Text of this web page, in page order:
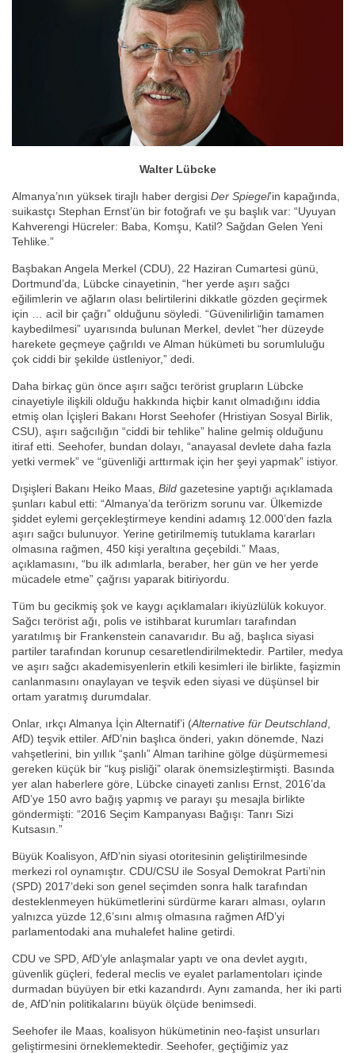
Walter Lübcke
Almanya’nın yüksek tirajlı haber dergisi Der Spiegel’in kapağında,
suikastçı Stephan Ernst’ün bir fotoğrafı ve şu başlık var: “Uyuyan
Kahverengi Hücreler: Baba, Komşu, Katil? Sağdan Gelen Yeni
Tehlike.”
Başbakan Angela Merkel (CDU), 22 Haziran Cumartesi günü,
Dortmund’da, Lübcke cinayetinin, “her yerde aşırı sağcı
eğilimlerin ve ağların olası belirtilerini dikkatle gözden geçirmek
için … acil bir çağrı” olduğunu söyledi. “Güvenilirliğin tamamen
kaybedilmesi” uyarısında bulunan Merkel, devlet “her düzeyde
harekete geçmeye çağrıldı ve Alman hükümeti bu sorumluluğu
çok ciddi bir şekilde üstleniyor,” dedi.
Daha birkaç gün önce aşırı sağcı terörist grupların Lübcke
cinayetiyle ilişkili olduğu hakkında hiçbir kanıt olmadığını iddia
etmiş olan İçişleri Bakanı Horst Seehofer (Hristiyan Sosyal Birlik,
CSU), aşırı sağcılığın “ciddi bir tehlike” haline gelmiş olduğunu
itiraf etti. Seehofer, bundan dolayı, “anayasal devlete daha fazla
yetki vermek” ve “güvenliği arttırmak için her şeyi yapmak” istiyor.
Dışişleri Bakanı Heiko Maas, Bild gazetesine yaptığı açıklamada
şunları kabul etti: “Almanya’da terörizm sorunu var. Ülkemizde
şiddet eylemi gerçekleştirmeye kendini adamış 12.000’den fazla
aşırı sağcı bulunuyor. Yerine getirilmemiş tutuklama kararları
olmasına rağmen, 450 kişi yeraltına geçebildi.” Maas,
açıklamasını, “bu ilk adımlarla, beraber, her gün ve her yerde
mücadele etme” çağrısı yaparak bitiriyordu.
Tüm bu gecikmiş şok ve kaygı açıklamaları ikiyüzlülük kokuyor.
Sağcı terörist ağı, polis ve istihbarat kurumları tarafından
yaratılmış bir Frankenstein canavarıdır. Bu ağ, başlıca siyasi
partiler tarafından korunup cesaretlendirilmektedir. Partiler, medya
ve aşırı sağcı akademisyenlerin etkili kesimleri ile birlikte, faşizmin
canlanmasını onaylayan ve teşvik eden siyasi ve düşünsel bir
ortam yaratmış durumdalar.
Onlar, ırkçı Almanya İçin Alternatif’i (Alternative für Deutschland
AfD) teşvik ettiler. AfD’nin başlıca önderi, yakın dönemde, Nazi
vahşetlerini, bin yıllık “şanlı” Alman tarihine gölge düşürmemesi
gereken küçük bir “kuş pisliği” olarak önemsizleştirmişti. Basında
yer alan haberlere göre, Lübcke cinayeti zanlısı Ernst, 2016’da
AfD’ye 150 avro bağış yapmış ve parayı şu mesajla birlikte
göndermişti: “2016 Seçim Kampanyası Bağışı: Tanrı Sizi
Kutsasın.”
Büyük Koalisyon, AfD’nin siyasi otoritesinin geliştirilmesinde
merkezi rol oynamıştır. CDU/CSU ile Sosyal Demokrat Parti’nin
(SPD) 2017’deki son genel seçimden sonra halk tarafından
desteklenmeyen hükümetlerini sürdürme kararı alması, oyların
yalnızca yüzde 12,6’sını almış olmasına rağmen AfD’yi
parlamentodaki ana muhalefet haline getirdi.
CDU ve SPD, AfD’yle anlaşmalar yaptı ve ona devlet aygıtı,
güvenlik güçleri, federal meclis ve eyalet parlamentoları içinde
durmadan büyüyen bir etki kazandırdı. Aynı zamanda, her iki parti
de, AfD’nin politikalarını büyük ölçüde benimsedi.
Seehofer ile Maas, koalisyon hükümetinin neo-faşist unsurları
geliştirmesini örneklemektedir. Seehofer, geçtiğimiz yaz